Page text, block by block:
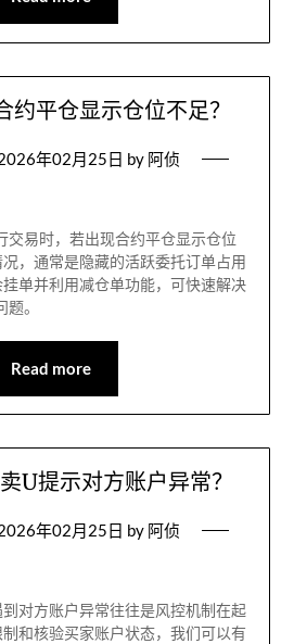
平仓显示仓位不足？
年02月25日 by 阿侦
交易时，若出现合约平仓显示仓位
，通常是隐藏的活跃委托订单占用
单并利用减仓单功能，可快速解决
。
Read more
U提示对方账户异常？
年02月25日 by 阿侦
对方账户异常往往是风控机制在起
和核验买家账户状态，我们可以有